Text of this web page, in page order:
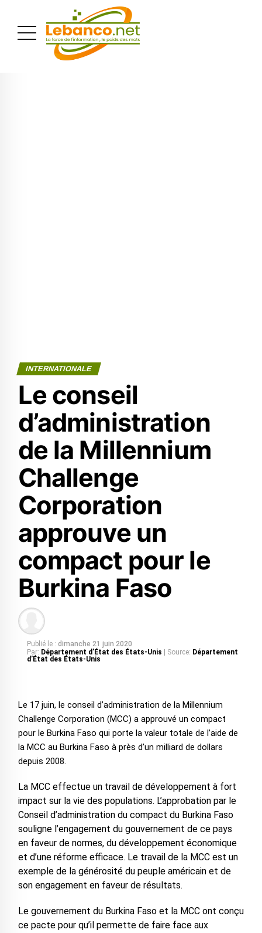
INTERNATIONALE
Le conseil
d’administration
de la Millennium
Challenge
Corporation
approuve un
compact pour le
Burkina Faso
Publié le : dimanche 21 juin 2020
Par: Département d’État des États-Unis | Source: Département
d’État des États-Unis
Le 17 juin, le conseil d’administration de la Millennium
Challenge Corporation (MCC) a approuvé un compact
pour le Burkina Faso qui porte la valeur totale de l’aide de
la MCC au Burkina Faso à près d’un milliard de dollars
depuis 2008.
La MCC effectue un travail de développement à fort
impact sur la vie des populations. L’approbation par le
Conseil d’administration du compact du Burkina Faso
souligne l’engagement du gouvernement de ce pays
en faveur de normes, du développement économique
et d’une réforme efficace. Le travail de la MCC est un
exemple de la générosité du peuple américain et de
son engagement en faveur de résultats.
Le gouvernement du Burkina Faso et la MCC ont conçu
ce pacte pour qu’il permette de faire face aux